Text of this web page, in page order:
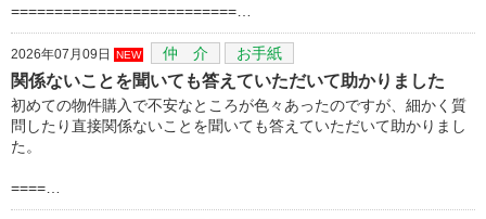
==========================…
2026年07月09日 NEW 仲 介 お手紙
関係ないことを聞いても答えていただいて助かりました
初めての物件購入で不安なところが色々あったのですが、細かく質
問したり直接関係ないことを聞いても答えていただいて助かりまし
た。
====…